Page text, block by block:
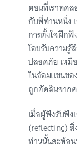
ตอนที่เราทด
กับพี่ท่านหนึ่ง
การตั้งใจฝึกฟั
โอบรับความรู้
ปลอดภัย เหมื
ในอ้อมแขนขอ
ถูกตัดสินจาก
เมื่อผู้ฟังรับฟัง
(reflecting)
ท่านนั้นสะท้อน